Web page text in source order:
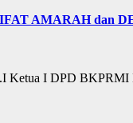
AMARAH dan
I DPD